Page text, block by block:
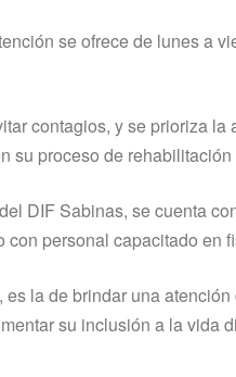
se ofrece de lunes a
contagios, y se prioriza la
su proceso de rehabilitación
DIF Sabinas, se cuenta
personal capacitado en
la de brindar una atención
su inclusión a la vida